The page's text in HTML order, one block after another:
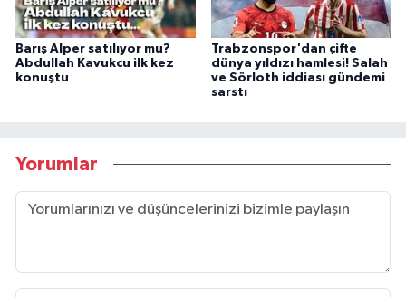
Barış Alper satılıyor mu?
Abdullah Kavukcu ilk kez
konuştu
Trabzonspor'dan çifte
dünya yıldızı hamlesi! Salah
ve Sörloth iddiası gündemi
sarstı
Yorumlar